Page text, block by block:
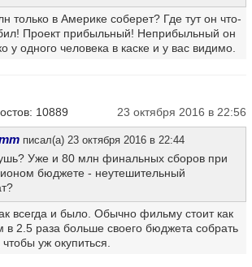
только в Америке соберет? Где тут он что-
Проект прибыльный! Неприбыльный он
у одного человека в каске и у вас видимо.
10889 23 октября 2016 в 22:56
писал(а) 23 октября 2016 в 22:44
Уже и 80 млн финальных сборов при
бюджете - неутешительный
всегда и было. Обычно фильму стоит как
в 2.5 раза больше своего бюджета собрать
уж окупиться.